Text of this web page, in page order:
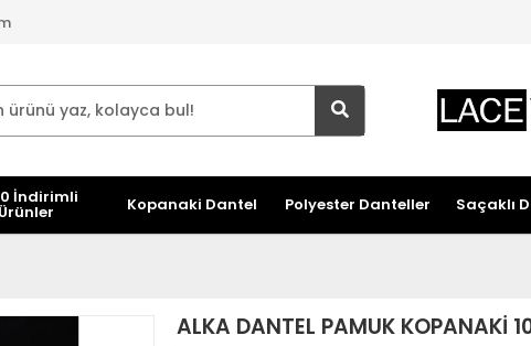
İndirimli
Ürünler Kopanaki Dantel Polyester Danteller Saçaklı
ALKA DANTEL PAMUK KOPANAKİ